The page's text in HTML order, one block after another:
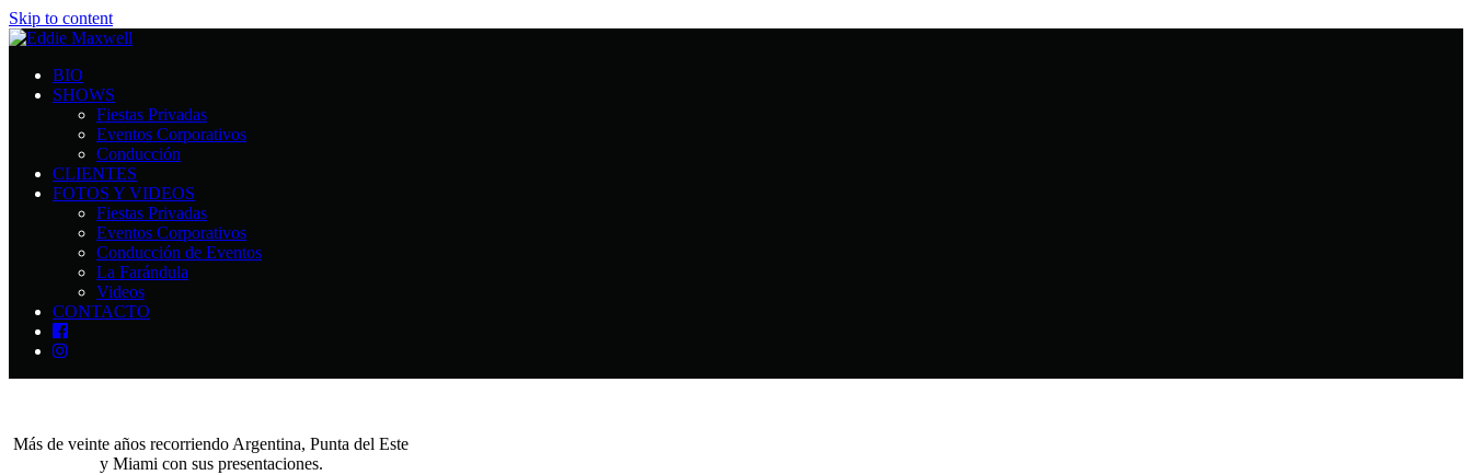
Skip to content
BIO
SHOWS
Fiestas Privadas
Eventos Corporativos
Conducción
CLIENTES
FOTOS Y VIDEOS
Fiestas Privadas
Eventos Corporativos
Conducción de Eventos
La Farándula
Videos
CONTACTO
Más de veinte años recorriendo Argentina, Punta del Este
y Miami con sus presentaciones.